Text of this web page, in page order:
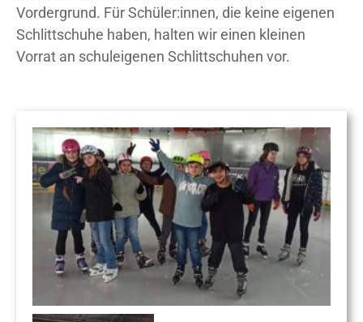
Vordergrund. Für Schüler:innen, die keine eigenen
Schlittschuhe haben, halten wir einen kleinen
Vorrat an schuleigenen Schlittschuhen vor.